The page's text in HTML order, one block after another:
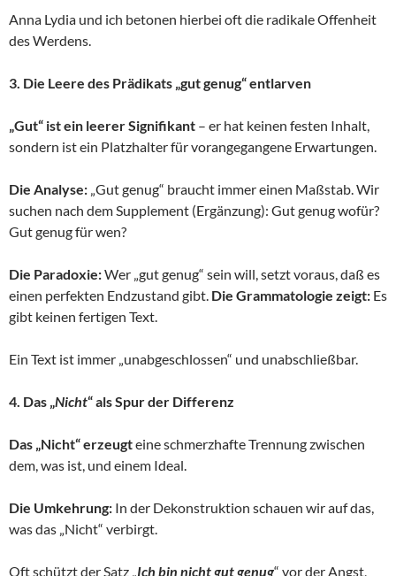
Anna Lydia und ich betonen hierbei oft die radikale Offenheit
des Werdens.
3. Die Leere des Prädikats „gut genug“ entlarven
„Gut“ ist ein leerer Signifikant – er hat keinen festen Inhalt,
sondern ist ein Platzhalter für vorangegangene Erwartungen.
Die Analyse: „Gut genug“ braucht immer einen Maßstab. Wir
suchen nach dem Supplement (Ergänzung): Gut genug wofür?
Gut genug für wen?
Die Paradoxie:Wer „gut genug“ sein will, setzt voraus, daß es
einen perfekten Endzustand gibt. Die Grammatologie zeigt: Es
gibt keinen fertigen Text.
Ein Text ist immer „unabgeschlossen“ und unabschließbar.
4. Das „Nicht“ als Spur der Differenz
Das „Nicht“ erzeugteine schmerzhafte Trennung zwischen
dem, was ist, und einem Ideal.
Die Umkehrung: In der Dekonstruktion schauen wir auf das,
was das „Nicht“ verbirgt.
Oft schützt der Satz „Ich bin nicht gut genug“ vor der Angst,